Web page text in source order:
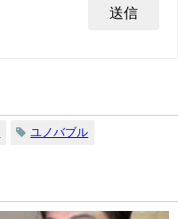
ユノバブル